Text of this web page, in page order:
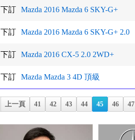
下訂 Mazda 2016 Mazda 6 SKY-G+
下訂 Mazda 2016 Mazda 6 SKY-G+ 2.0
下訂 Mazda 2016 CX-5 2.0 2WD+
下訂 Mazda Mazda 3 4D 頂級
上一頁 41 42 43 44 45 46 47